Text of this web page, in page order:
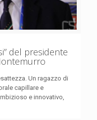
del presidente
Un ragazzo di
capillare e
e innovativo,